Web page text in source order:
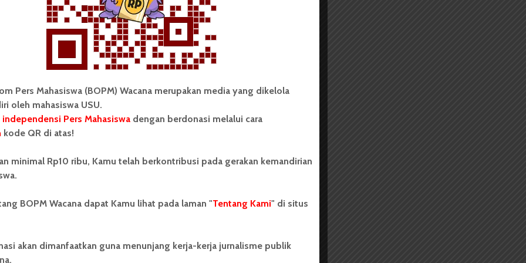
bagi masyarakat,” jelas Crystin
didukung oleh berbagai program pengembangan
(OC), Organizing Committee President (OCP),
Department Talent Management and Member
tersebut dinilai berperan dalam meningkatkan
anggota secara berkelanjutan.
***
yang disusun oleh Farhan Dhawy, Rizky Zaetri
Christi Surbakti, dan Arfira Salsabila dalam
oleh Fajar Utama Ritonga, S.Sos., M.Kesos.
Pers Mahasiswa (BOPM) Wacana merupakan media yang dikelola
oleh mahasiswa USU.
Pers Mahasiswa dengan berdonasi melalui cara
kode QR di atas!
minimal Rp10 ribu, Kamu telah berkontribusi pada gerakan kemandirian
BOPM Wacana dapat Kamu lihat pada laman "Tentang Kami" di situs
akan dimanfaatkan guna menunjang kerja-kerja jurnalisme publik